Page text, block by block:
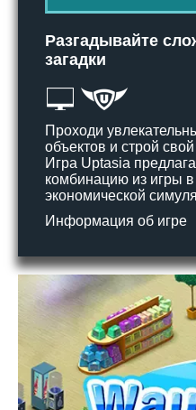
Разгадывайте
загадки
Проходи
объектов и строй
Игра Uptasia
комбинацию из игры в
экономической
Информация об игре